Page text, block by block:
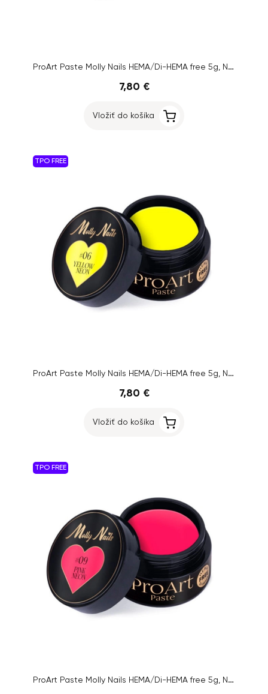
ProArt Paste Molly Nails HEMA/Di-HEMA free 5g, No. 3
7,80 €
Vložiť do košíka
TPO FREE
ProArt Paste Molly Nails HEMA/Di-HEMA free 5g, No. 6
7,80 €
Vložiť do košíka
TPO FREE
ProArt Paste Molly Nails HEMA/Di-HEMA free 5g, No. 9